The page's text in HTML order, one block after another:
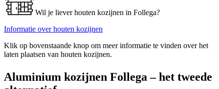
Wil je liever houten kozijnen in Follega?
Informatie over houten kozijnen
Klik op bovenstaande knop om meer informatie te vinden over het
laten plaatsen van houten kozijnen.
Aluminium kozijnen Follega – het tweede